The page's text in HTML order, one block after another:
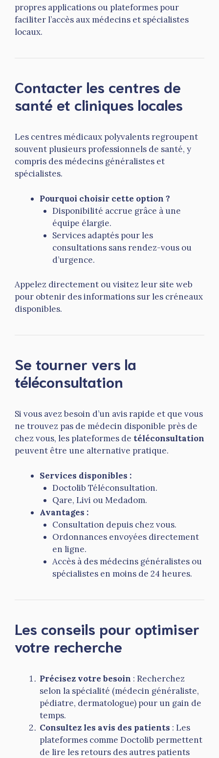
propres applications ou plateformes pour
faciliter l’accès aux médecins et spécialistes
locaux.
Contacter les centres de
santé et cliniques locales
Les centres médicaux polyvalents regroupent
souvent plusieurs professionnels de santé, y
compris des médecins généralistes et
spécialistes.
Pourquoi choisir cette option ?
Disponibilité accrue grâce à une
équipe élargie.
Services adaptés pour les
consultations sans rendez-vous ou
d’urgence.
Appelez directement ou visitez leur site web
pour obtenir des informations sur les créneaux
disponibles.
Se tourner vers la
téléconsultation
Si vous avez besoin d’un avis rapide et que vous
ne trouvez pas de médecin disponible près de
chez vous, les plateformes de téléconsultation
peuvent être une alternative pratique.
Services disponibles :
Doctolib Téléconsultation.
Qare, Livi ou Medadom.
Avantages :
Consultation depuis chez vous.
Ordonnances envoyées directement
en ligne.
Accès à des médecins généralistes ou
spécialistes en moins de 24 heures.
Les conseils pour optimiser
votre recherche
Précisez votre besoin : Recherchez
selon la spécialité (médecin généraliste,
pédiatre, dermatologue) pour un gain de
temps.
Consultez les avis des patients : Les
plateformes comme Doctolib permettent
de lire les retours des autres patients